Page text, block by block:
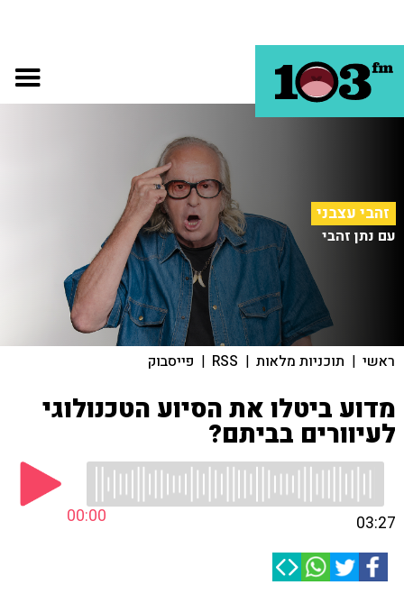
זהבי עצבני
עם נתן זהבי
ראשי | תוכניות מלאות |
RSS
| פייסבוק
מדוע ביטלו את הסיוע הטכנולוגי
לעיוורים בביתם?
00:00 03:27